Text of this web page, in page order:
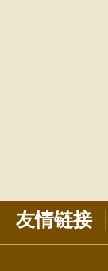
友情链接